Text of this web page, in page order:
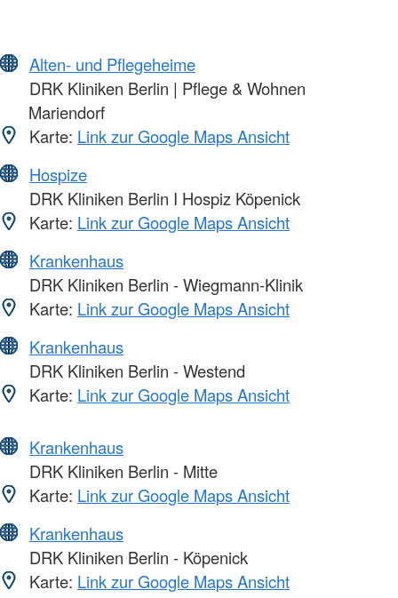
Alten- und Pflegeheime
DRK Kliniken Berlin | Pflege & Wohnen
Mariendorf
Karte: Link zur Google Maps Ansicht
Hospize
DRK Kliniken Berlin I Hospiz Köpenick
Karte: Link zur Google Maps Ansicht
Krankenhaus
DRK Kliniken Berlin - Wiegmann-Klinik
Karte: Link zur Google Maps Ansicht
Krankenhaus
DRK Kliniken Berlin - Westend
Karte: Link zur Google Maps Ansicht
Krankenhaus
DRK Kliniken Berlin - Mitte
Karte: Link zur Google Maps Ansicht
Krankenhaus
DRK Kliniken Berlin - Köpenick
Karte: Link zur Google Maps Ansicht